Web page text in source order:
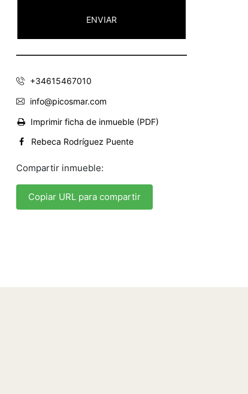
+34615467010
info@picosmar.com
Imprimir ficha de inmueble (PDF)
Rebeca Rodríguez Puente
Compartir inmueble:
Copiar URL para compartir